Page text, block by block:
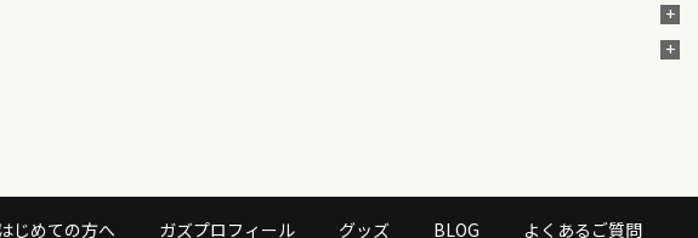
じめての方へ ガズプロフィール グッズ BLOG よくあるご質問